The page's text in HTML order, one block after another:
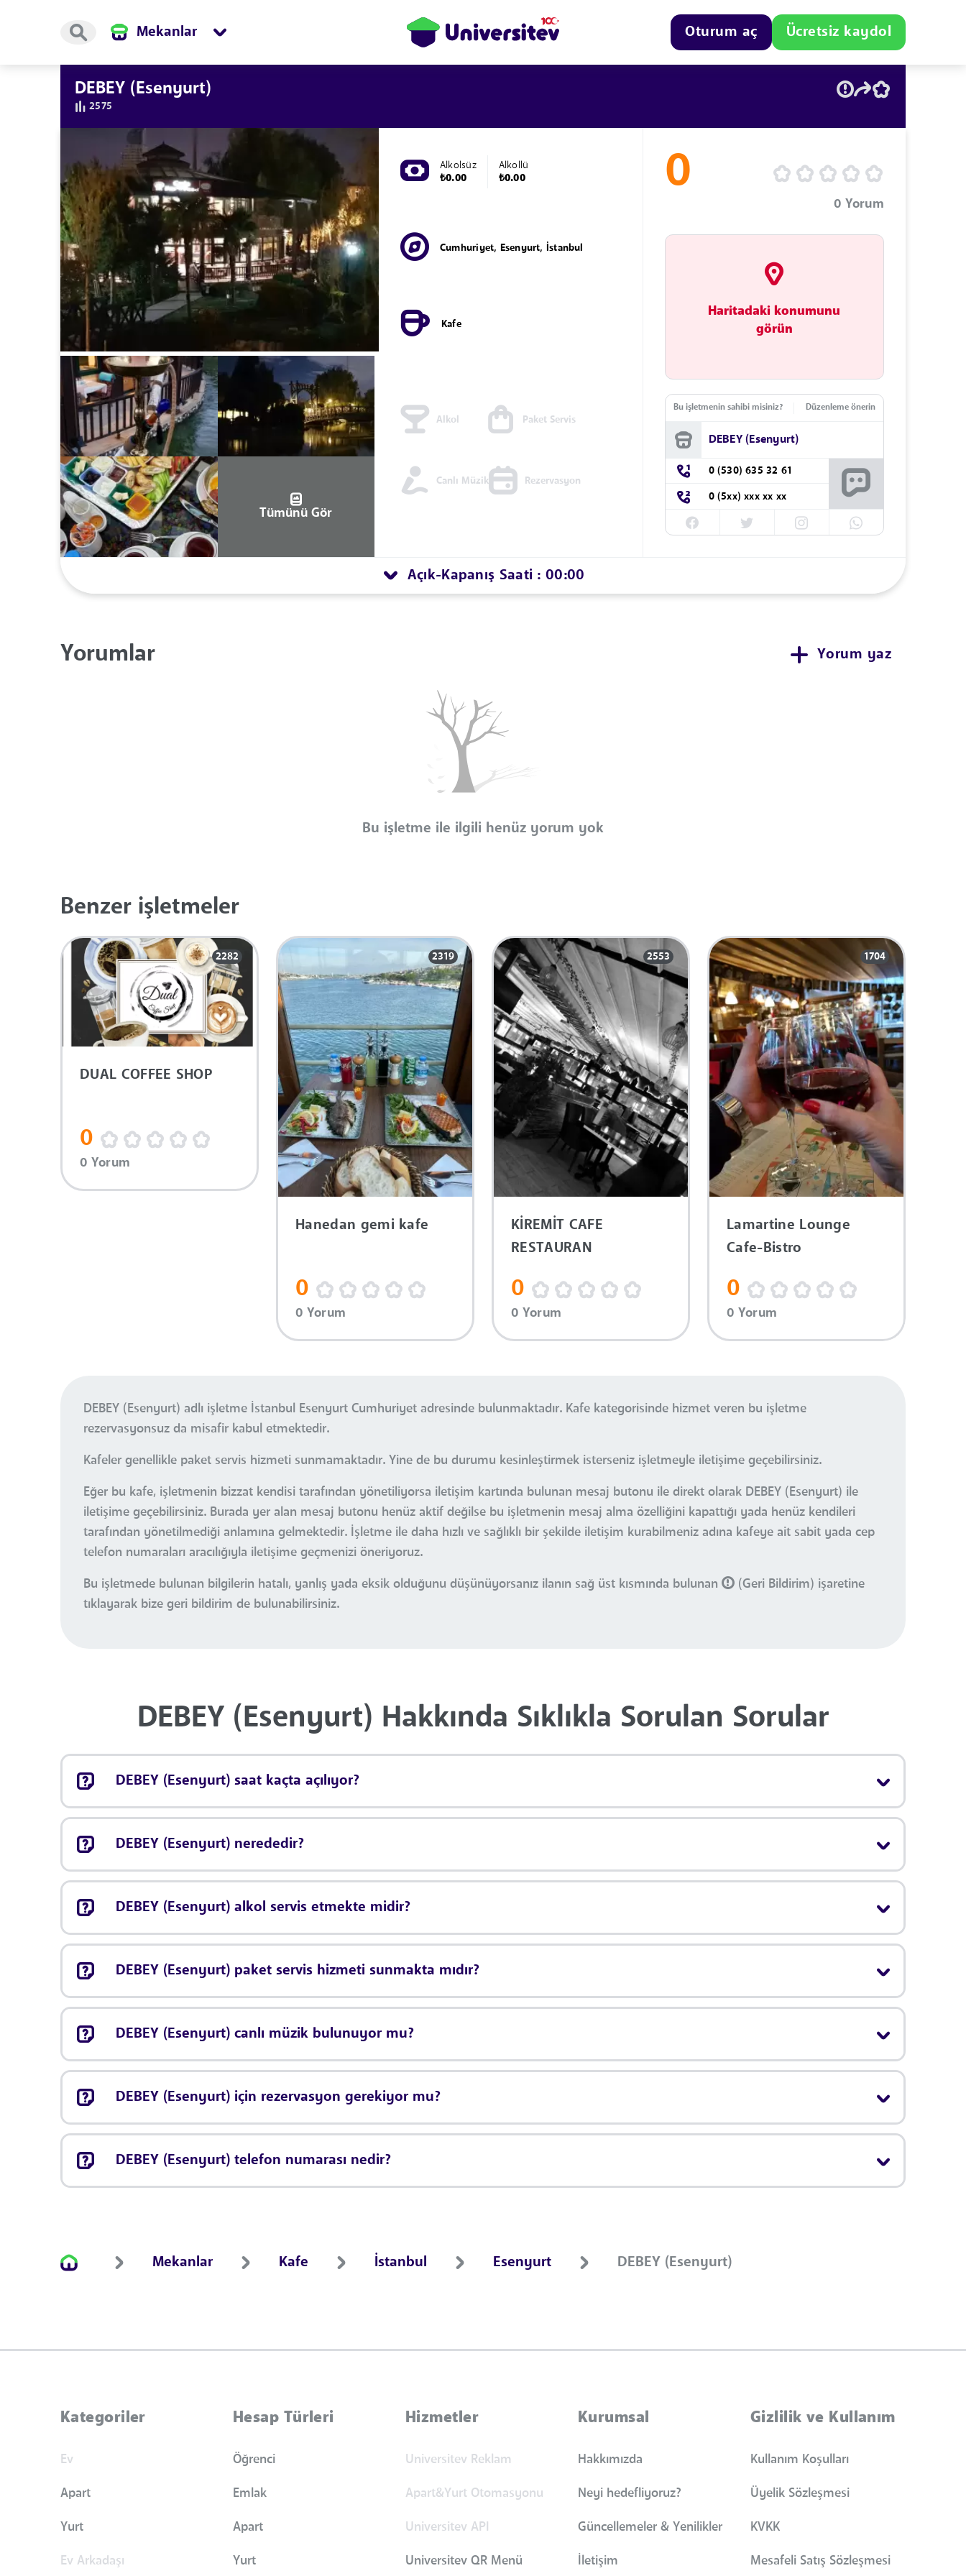
Mekanlar Oturum aç Ücretsiz kaydol
DEBEY (Esenyurt)
2575
Tümünü Gör
Alkolsüz
₺0.00
Alkollü
₺0.00
Cumhuriyet, Esenyurt, İstanbul
Kafe
Alkol Paket Servis
Canlı Müzik Rezervasyon
0
0 Yorum
Haritadaki konumunu
görün
Bu işletmenin sahibi misiniz? Düzenleme önerin
DEBEY (Esenyurt)
0 (530) 635 32 61
0 (5xx) xxx xx xx
Açık-Kapanış Saati : 00:00
Yorumlar Yorum yaz
Bu işletme ile ilgili henüz yorum yok
Benzer işletmeler
2282
DUAL COFFEE SHOP
0
0 Yorum
2319
Hanedan gemi kafe
0
0 Yorum
2553
KİREMİT CAFE
RESTAURAN
0
0 Yorum
1704
Lamartine Lounge
Cafe-Bistro
0
0 Yorum
DEBEY (Esenyurt) adlı işletme İstanbul Esenyurt Cumhuriyet adresinde bulunmaktadır. Kafe kategorisinde hizmet veren bu işletme
rezervasyonsuz da misafir kabul etmektedir.
Kafeler genellikle paket servis hizmeti sunmamaktadır. Yine de bu durumu kesinleştirmek isterseniz işletmeyle iletişime geçebilirsiniz.
Eğer bu kafe, işletmenin bizzat kendisi tarafından yönetiliyorsa iletişim kartında bulunan mesaj butonu ile direkt olarak DEBEY (Esenyurt) ile
iletişime geçebilirsiniz. Burada yer alan mesaj butonu henüz aktif değilse bu işletmenin mesaj alma özelliğini kapattığı yada henüz kendileri
tarafından yönetilmediği anlamına gelmektedir. İşletme ile daha hızlı ve sağlıklı bir şekilde iletişim kurabilmeniz adına kafeye ait sabit yada cep
telefon numaraları aracılığıyla iletişime geçmenizi öneriyoruz.
Bu işletmede bulunan bilgilerin hatalı, yanlış yada eksik olduğunu düşünüyorsanız ilanın sağ üst kısmında bulunan
(Geri Bildirim) işaretine
tıklayarak bize geri bildirim de bulunabilirsiniz.
DEBEY (Esenyurt) Hakkında Sıklıkla Sorulan Sorular
DEBEY (Esenyurt) saat kaçta açılıyor?
DEBEY (Esenyurt) nerededir?
DEBEY (Esenyurt) alkol servis etmekte midir?
DEBEY (Esenyurt) paket servis hizmeti sunmakta mıdır?
DEBEY (Esenyurt) canlı müzik bulunuyor mu?
DEBEY (Esenyurt) için rezervasyon gerekiyor mu?
DEBEY (Esenyurt) telefon numarası nedir?
Mekanlar Kafe İstanbul Esenyurt DEBEY (Esenyurt)
Kategoriler
Ev
Apart
Yurt
Ev Arkadaşı
Hesap Türleri
Öğrenci
Emlak
Apart
Yurt
Hizmetler
Universitev Reklam
Apart&Yurt Otomasyonu
Universitev API
Universitev QR Menü
Kurumsal
Hakkımızda
Neyi hedefliyoruz?
Güncellemeler & Yenilikler
İletişim
Gizlilik ve Kullanım
Kullanım Koşulları
Üyelik Sözleşmesi
KVKK
Mesafeli Satış Sözleşmesi